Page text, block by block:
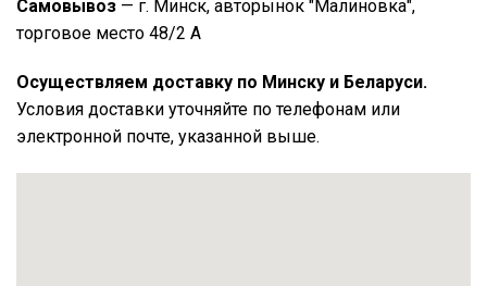
Самовывоз — г. Минск, авторынок "Малиновка",
торговое место 48/2 А
Осуществляем доставку по Минску и Беларуси.
Условия доставки уточняйте по телефонам или
электронной почте, указанной выше.